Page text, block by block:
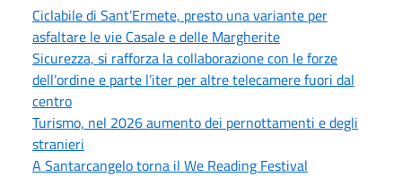
Ciclabile di Sant’Ermete, presto una variante per
asfaltare le vie Casale e delle Margherite
Sicurezza, si rafforza la collaborazione con le forze
dell’ordine e parte l’iter per altre telecamere fuori dal
centro
Turismo, nel 2026 aumento dei pernottamenti e degli
stranieri
A Santarcangelo torna il We Reading Festival